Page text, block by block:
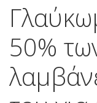
50%